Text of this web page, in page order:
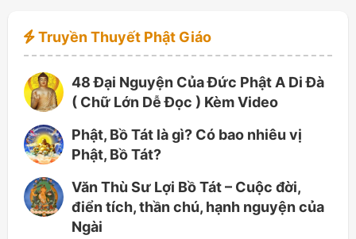
Truyền Thuyết Phật Giáo
48 Đại Nguyện Của Đức Phật A Di Đà
( Chữ Lớn Dễ Đọc ) Kèm Video
Phật, Bồ Tát là gì? Có bao nhiêu vị
Phật, Bồ Tát?
Văn Thù Sư Lợi Bồ Tát – Cuộc đời,
điển tích, thần chú, hạnh nguyện của
Ngài